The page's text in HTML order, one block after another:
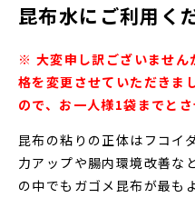
昆布水にご利用く
※ 大変申し訳ございません
格を変更させていただきま
ので、お一人様1袋までとさ
昆布の粘りの正体はフコイ
力アップや腸内環境改善な
の中でもガゴメ昆布が最も